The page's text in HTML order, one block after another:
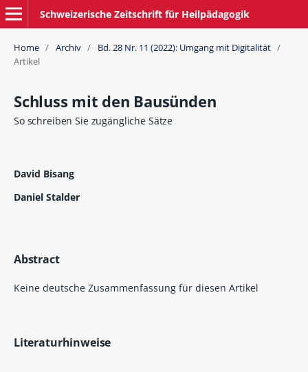
Schweizerische Zeitschrift für Heilpädagogik
Home / Archiv / Bd. 28 Nr. 11 (2022): Umgang mit Digitalität /
Artikel
Schluss mit den Bausünden
So schreiben Sie zugängliche Sätze
David Bisang
Daniel Stalder
Abstract
Keine deutsche Zusammenfassung für diesen Artikel
Literaturhinweise